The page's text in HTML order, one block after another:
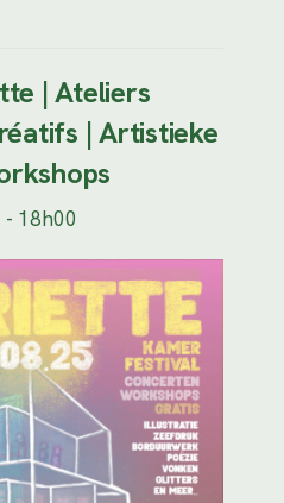
| Ateliers
| Artistieke
- 18h00